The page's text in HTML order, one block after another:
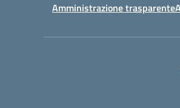
Amministrazione trasparente